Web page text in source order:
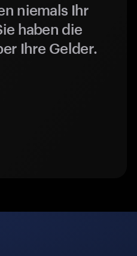
niemals Ihr
haben die
Ihre Gelder.